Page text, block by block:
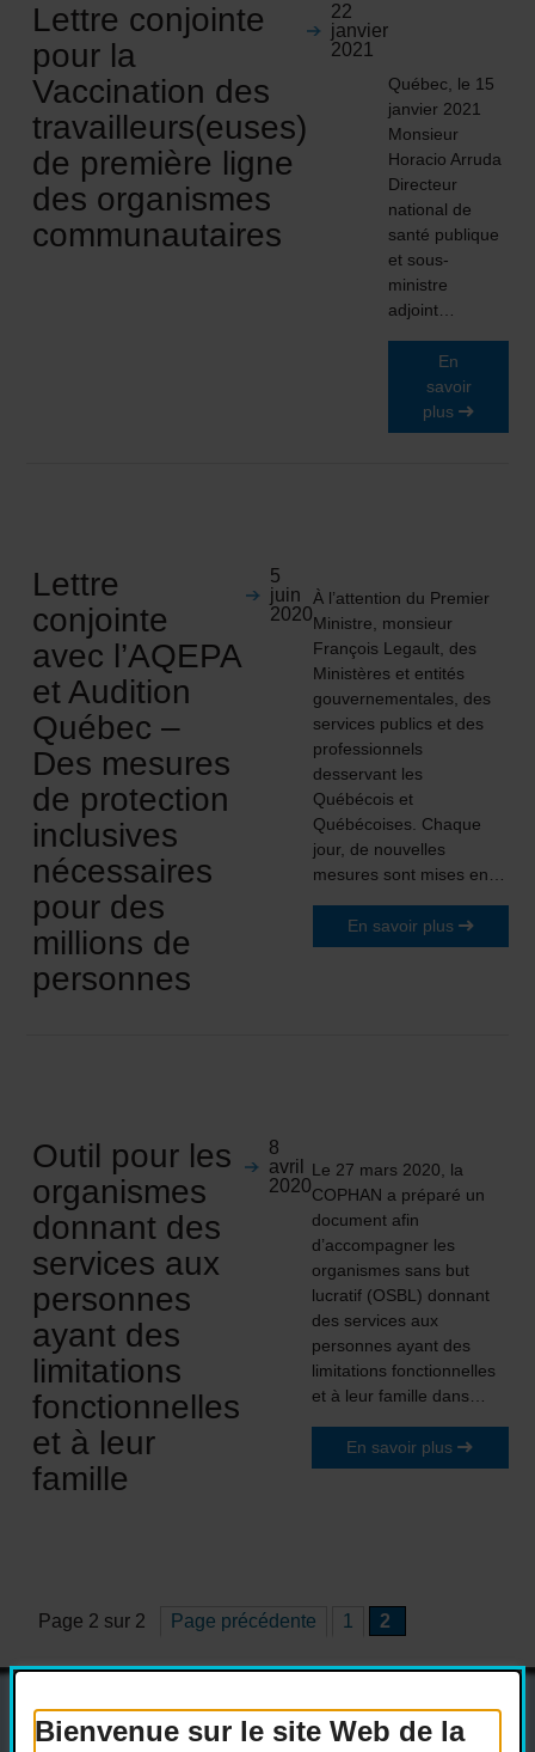
Bienvenue sur le site Web de la
Lettre conjointe
pour la
Vaccination des
travailleurs(euses)
de première ligne
des organismes
communautaires
22
janvier
2021
Québec, le 15
janvier 2021
Monsieur
Horacio Arruda
Directeur
national de
santé publique
et sous-
ministre
adjoint…
En
savoir
plus
Lettre
conjointe
avec l’AQEPA
et Audition
Québec –
Des mesures
de protection
inclusives
nécessaires
pour des
millions de
personnes
5
juin
2020
À l’attention du Premier
Ministre, monsieur
François Legault, des
Ministères et entités
gouvernementales, des
services publics et des
professionnels
desservant les
Québécois et
Québécoises. Chaque
jour, de nouvelles
mesures sont mises en…
En savoir plus
Outil pour les
organismes
donnant des
services aux
personnes
ayant des
limitations
fonctionnelles
et à leur
famille
8
avril
2020
Le 27 mars 2020, la
COPHAN a préparé un
document afin
d’accompagner les
organismes sans but
lucratif (OSBL) donnant
des services aux
personnes ayant des
limitations fonctionnelles
et à leur famille dans…
En savoir plus
Page 2 sur 2 Page précédente 1 2